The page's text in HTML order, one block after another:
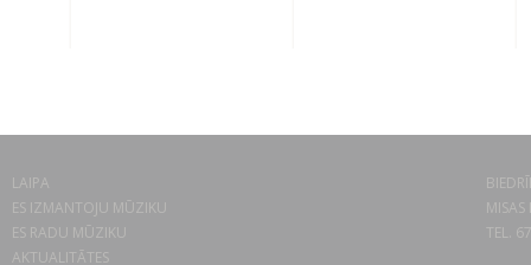
LAIPA
ES IZMANTOJU MŪZIKU
ES RADU MŪZIKU
AKTUALITĀTES
TEL.